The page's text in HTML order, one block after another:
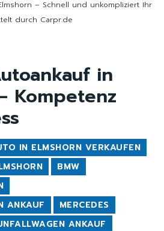
– Schnell und unkompliziert Ihr
durch Carpr.de
in
Kompetenz
IN ELMSHORN VERKAUFEN
BMW
ANKAUF
MERCEDES
ANKAUF